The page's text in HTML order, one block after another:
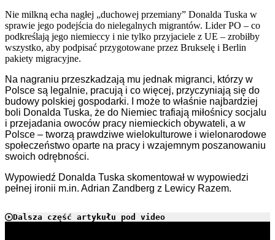
Nie milkną echa nagłej „duchowej przemiany” Donalda Tuska w
sprawie jego podejścia do nielegalnych migrantów. Lider PO – co
podkreślają jego niemieccy i nie tylko przyjaciele z UE – zrobiłby
wszystko, aby podpisać przygotowane przez Brukselę i Berlin
pakiety migracyjne.
Na nagraniu przeszkadzają mu jednak migranci, którzy w
Polsce są legalnie, pracują i co więcej, przyczyniają się do
budowy polskiej gospodarki. I może to właśnie najbardziej
boli Donalda Tuska, że do Niemiec trafiają miłośnicy socjalu
i przejadania owoców pracy niemieckich obywateli, a w
Polsce – tworzą prawdziwe wielokulturowe i wielonarodowe
społeczeństwo oparte na pracy i wzajemnym poszanowaniu
swoich odrębności.
Wypowiedź Donalda Tuska skomentował w wypowiedzi
pełnej ironii m.in. Adrian Zandberg z Lewicy Razem.
Dalsza część artykułu pod video